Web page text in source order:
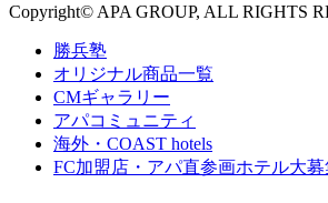
Copyright© APA GROUP, ALL RIGHTS
勝兵塾
オリジナル商品一覧
CMギャラリー
アパコミュニティ
海外・COAST hotels
FC加盟店・アパ直参画ホテル大募